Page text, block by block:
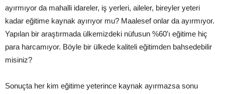
ayırmıyor da mahalli idareler, iş yerleri, aileler, bireyler yeteri
kadar eğitime kaynak ayırıyor mu? Maalesef onlar da ayırmıyor.
Yapılan bir araştırmada ülkemizdeki nüfusun %60’ı eğitime hiç
para harcamıyor. Böyle bir ülkede kaliteli eğitimden bahsedebilir
misiniz?
Sonuçta her kim eğitime yeterince kaynak ayırmazsa sonu